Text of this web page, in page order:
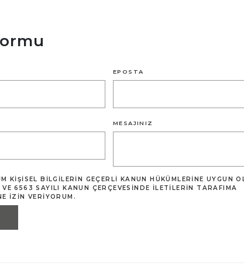
EPOSTA
MESAJINIZ
KIŞISEL BILGILERIN GEÇERLI KANUN HÜKÜMLERINE UYGUN
6563 SAYILI KANUN ÇERÇEVESINDE ILETILERIN TARAFIMA
IZIN VERIYORUM.